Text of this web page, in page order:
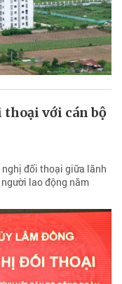
với cán bộ
đối thoại giữa lãnh
lao động năm